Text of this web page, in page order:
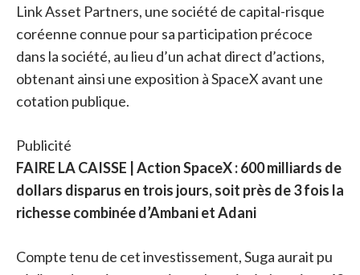
Link Asset Partners, une société de capital-risque
coréenne connue pour sa participation précoce
dans la société, au lieu d’un achat direct d’actions,
obtenant ainsi une exposition à SpaceX avant une
cotation publique.
Publicité
FAIRE LA CAISSE | Action SpaceX : 600 milliards de
dollars disparus en trois jours, soit près de 3 fois la
richesse combinée d’Ambani et Adani
Compte tenu de cet investissement, Suga aurait pu